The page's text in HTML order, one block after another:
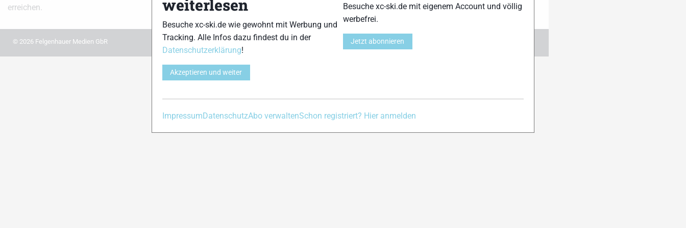
erreichen.
© 2026 Felgenhauer Medien GbR Kontakt Impressum Datenschutz
weiterlesen
Besuche xc-ski.de wie gewohnt mit Werbung und
Tracking. Alle Infos dazu findest du in der
Datenschutzerklärung!
Akzeptieren und weiter
Besuche xc-ski.de mit eigenem Account und völlig
werbefrei.
Jetzt abonnieren
ImpressumDatenschutzAbo verwaltenSchon registriert? Hier anmelden